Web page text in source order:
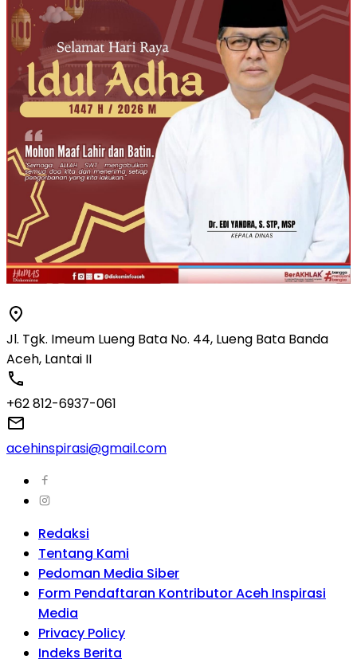
Jl. Tgk. Imeum Lueng Bata No. 44, Lueng Bata Banda
Aceh, Lantai II
+62 812-6937-061
acehinspirasi@gmail.com
Redaksi
Tentang Kami
Pedoman Media Siber
Form Pendaftaran Kontributor Aceh Inspirasi
Media
Privacy Policy
Indeks Berita